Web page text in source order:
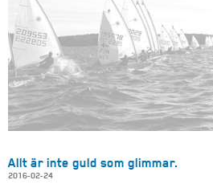
Allt är inte guld som glimmar.
2016-02-24